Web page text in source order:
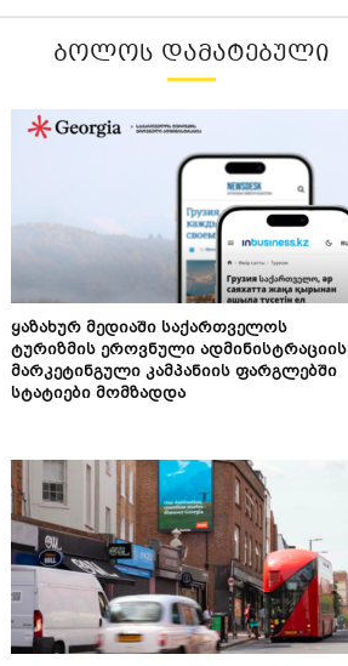
ᲑᲝᲚᲝᲡ ᲓᲐᲛᲐᲢᲔᲑᲣᲚᲘ
ყაზახურ მედიაში საქართველოს
ტურიზმის ეროვნული ადმინისტრაციის
მარკეტინგული კამპანიის ფარგლებში
სტატიები მომზადდა